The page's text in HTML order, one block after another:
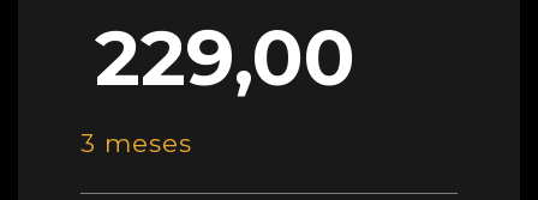
229,00
3 meses